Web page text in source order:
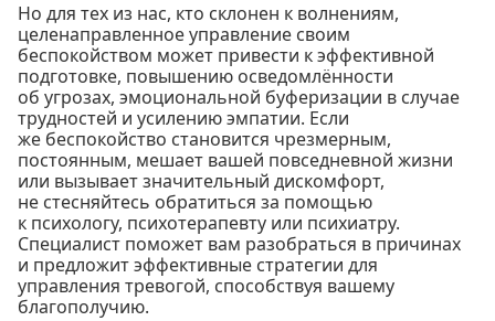
Но для тех из нас, кто склонен к волнениям,
целенаправленное управление своим
беспокойством может привести к эффективной
подготовке, повышению осведомлённости
об угрозах, эмоциональной буферизации в случае
трудностей и усилению эмпатии. Если
же беспокойство становится чрезмерным,
постоянным, мешает вашей повседневной жизни
или вызывает значительный дискомфорт,
не стесняйтесь обратиться за помощью
к психологу, психотерапевту или психиатру.
Специалист поможет вам разобраться в причинах
и предложит эффективные стратегии для
управления тревогой, способствуя вашему
благополучию.